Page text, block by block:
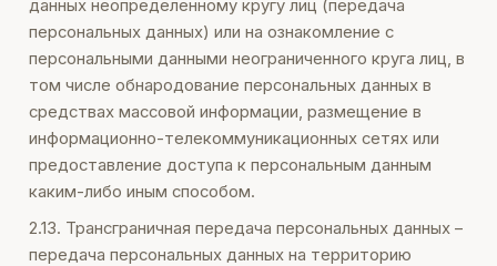
данных неопределенному кругу лиц (передача
персональных данных) или на ознакомление с
персональными данными неограниченного круга лиц, в
том числе обнародование персональных данных в
средствах массовой информации, размещение в
информационно-телекоммуникационных сетях или
предоставление доступа к персональным данным
каким-либо иным способом.
2.13. Трансграничная передача персональных данных –
передача персональных данных на территорию